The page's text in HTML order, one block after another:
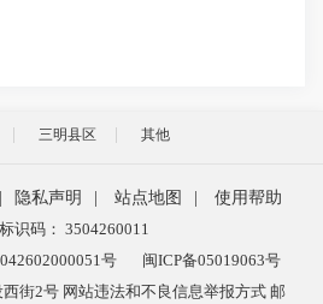
三明县区 其他
隐私声明 站点地图
使用帮助
识码： 3504260011
号
闽ICP备05019063号
街2号 网站违法和不良信息举报方式 邮